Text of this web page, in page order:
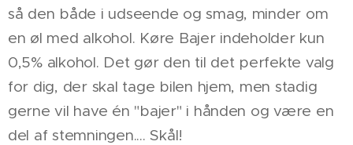
så den både i udseende og smag, minder om
en øl med alkohol. Køre Bajer indeholder kun
0,5% alkohol. Det gør den til det perfekte valg
for dig, der skal tage bilen hjem, men stadig
gerne vil have én "bajer" i hånden og være en
del af stemningen.... Skål!